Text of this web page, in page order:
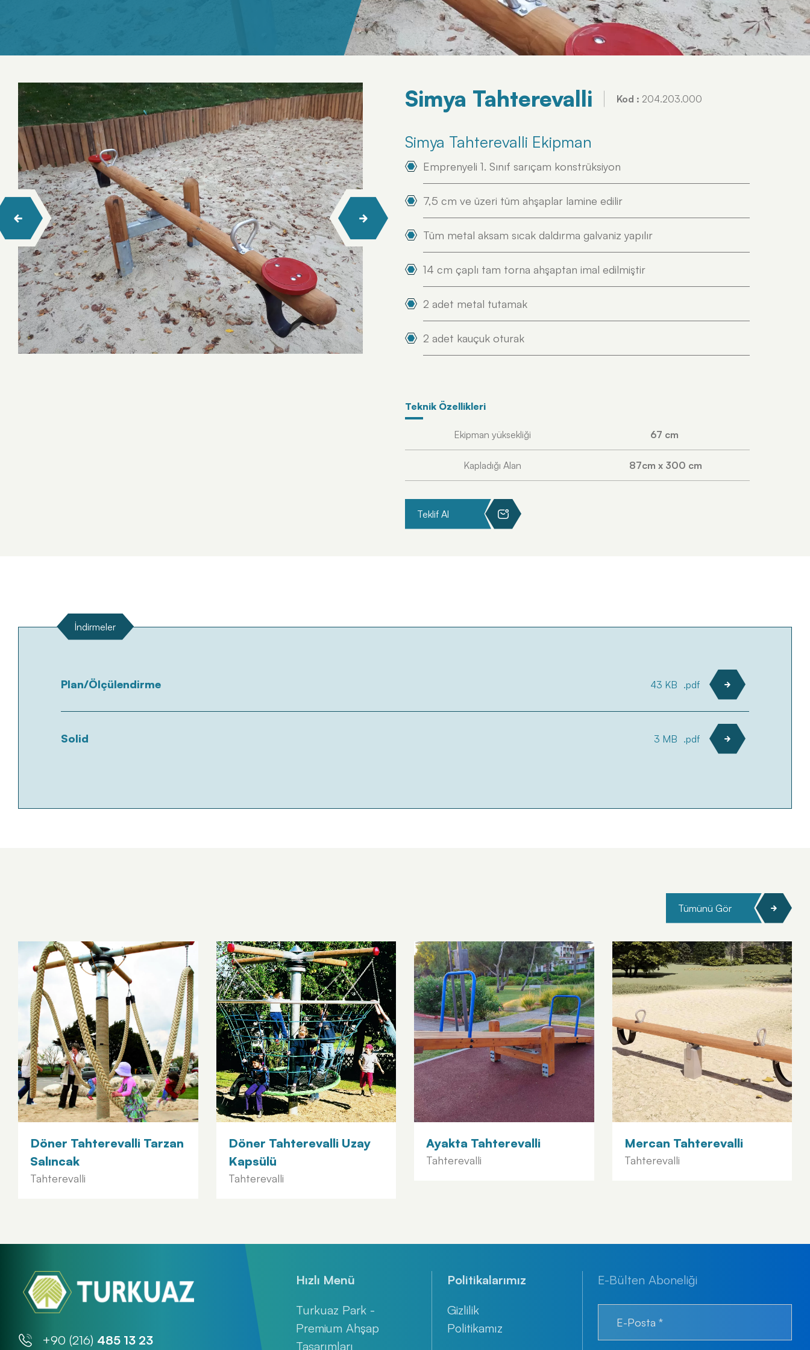
Trambolinler
Ahşap Çocuk Oyun Evleri
Ahşap Tırmanma
Halatlı Tırmanma
Halatlı Denge Parkurları
Engelsiz Seri Ahşap Çocuk Oyun Grupları
Hexa Ahşap Çocuk Oyun Grubu
Konsept Ahşap Çocuk Oyun Grupları
Macera Kompleksleri
Survivor
Simya Tahterevalli Kod : 204.203.000
Simya Tahterevalli Ekipman
Emprenyeli 1. Sınıf sarıçam konstrüksiyon
7,5 cm ve üzeri tüm ahşaplar lamine edilir
Tüm metal aksam sıcak daldırma galvaniz yapılır
14 cm çaplı tam torna ahşaptan imal edilmiştir
2 adet metal tutamak
2 adet kauçuk oturak
Teknik Özellikleri
Ekipman yüksekliği 67 cm
Kapladığı Alan 87cm x 300 cm
Teklif Al
İndirmeler
Plan/Ölçülendirme 43 KB .pdf
Solid 3 MB .pdf
Tümünü Gör
Döner Tahterevalli Tarzan
Salıncak
Tahterevalli
Döner Tahterevalli Uzay
Kapsülü
Tahterevalli
Ayakta Tahterevalli
Tahterevalli
Mercan Tahterevalli
Tahterevalli
+90 (216) 485 13 23
Hızlı Menü
Turkuaz Park -
Premium Ahşap
Tasarımları
Politikalarımız
Gizlilik
Politikamız
E-Bülten Aboneliği